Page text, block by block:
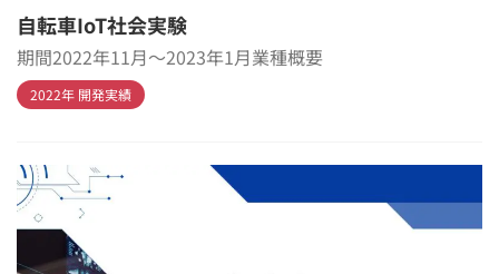
自転車IoT社会実験
期間2022年11月～2023年1月業種概要
2022年 開発実績